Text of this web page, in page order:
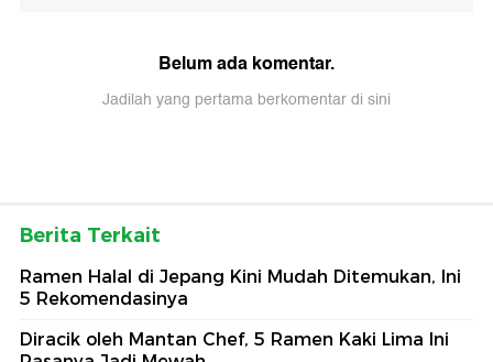
Belum ada komentar.
Jadilah yang pertama berkomentar di sini
Berita Terkait
Ramen Halal di Jepang Kini Mudah Ditemukan, Ini
5 Rekomendasinya
Diracik oleh Mantan Chef, 5 Ramen Kaki Lima Ini